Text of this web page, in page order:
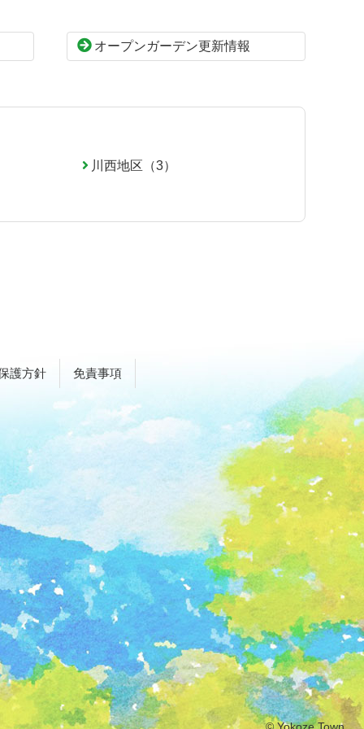
オープンガーデン更新情報
川西地区（3）
護方針 免責事項